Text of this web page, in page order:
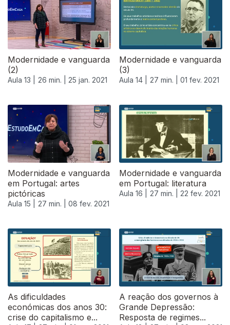
Modernidade e vanguarda
(2)
Aula 13 | 26 min. | 25 jan. 2021
Modernidade e vanguarda
(3)
Aula 14 | 27 min. | 01 fev. 2021
Modernidade e vanguarda
em Portugal: artes
pictóricas
Aula 15 | 27 min. | 08 fev. 2021
Modernidade e vanguarda
em Portugal: literatura
Aula 16 | 27 min. | 22 fev. 2021
As dificuldades
económicas dos anos 30:
crise do capitalismo e...
A reação dos governos à
Grande Depressão:
Resposta de regimes...